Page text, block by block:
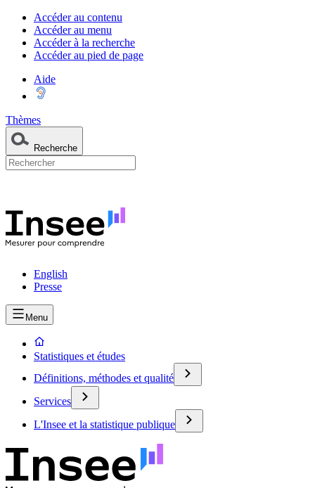
Accéder au contenu
Accéder au menu
Accéder à la recherche
Accéder au pied de page
Aide
Thèmes
Recherche
English
Presse
Menu
Statistiques et études
Définitions, méthodes et qualité
Services
L'Insee et la statistique publique